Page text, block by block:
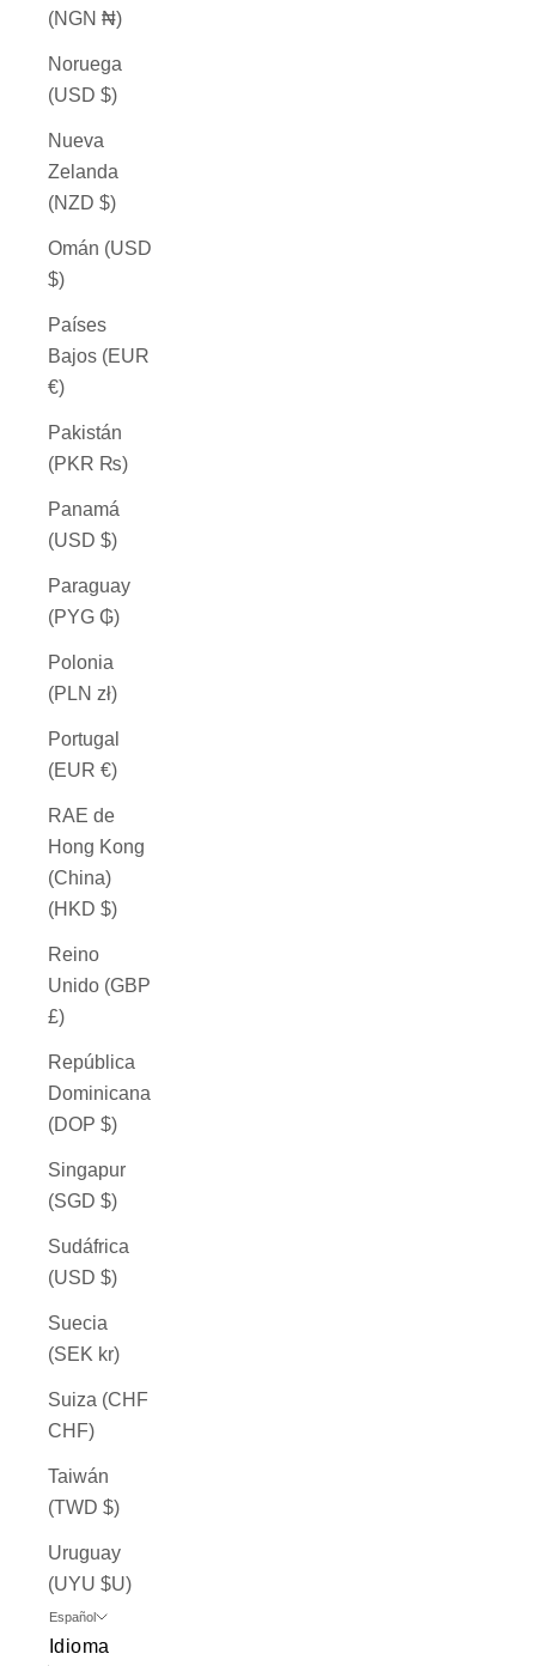
(NGN ₦)
Noruega
(USD $)
Nueva
Zelanda
(NZD $)
Omán (USD
$)
Países
Bajos (EUR
€)
Pakistán
(PKR ₨)
Panamá
(USD $)
Paraguay
(PYG ₲)
Polonia
(PLN zł)
Portugal
(EUR €)
RAE de
Hong Kong
(China)
(HKD $)
Reino
Unido (GBP
£)
República
Dominicana
(DOP $)
Singapur
(SGD $)
Sudáfrica
(USD $)
Suecia
(SEK kr)
Suiza (CHF
CHF)
Taiwán
(TWD $)
Uruguay
(UYU $U)
Español
Idioma